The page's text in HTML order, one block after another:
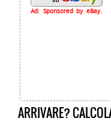
Ad: Sponsored by eBay.
ARRIVARE?